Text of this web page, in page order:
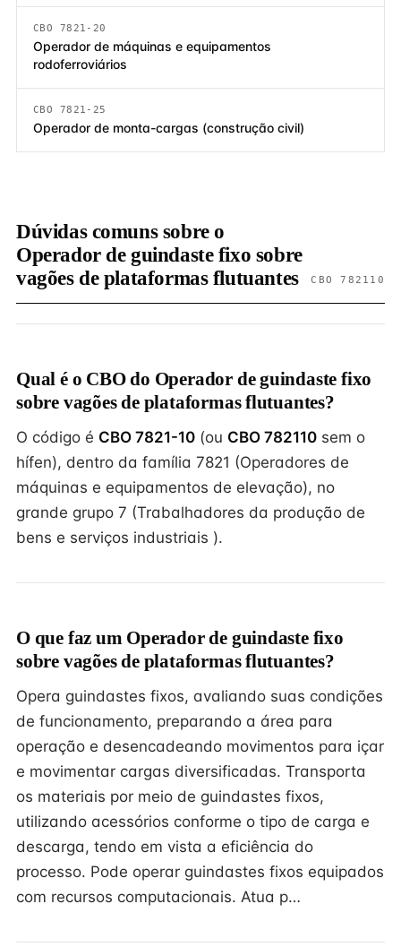
CBO 7821-20
Operador de máquinas e equipamentos
rodoferroviários
CBO 7821-25
Operador de monta-cargas (construção civil)
Dúvidas comuns sobre o
Operador de guindaste fixo sobre
vagões de plataformas flutuantes
CBO 782110
Qual é o CBO do Operador de guindaste fixo
sobre vagões de plataformas flutuantes?
O código é CBO 7821-10 (ou CBO 782110 sem o
hífen), dentro da família 7821 (Operadores de
máquinas e equipamentos de elevação), no
grande grupo 7 (Trabalhadores da produção de
bens e serviços industriais ).
O que faz um Operador de guindaste fixo
sobre vagões de plataformas flutuantes?
Opera guindastes fixos, avaliando suas condições
de funcionamento, preparando a área para
operação e desencadeando movimentos para içar
e movimentar cargas diversificadas. Transporta
os materiais por meio de guindastes fixos,
utilizando acessórios conforme o tipo de carga e
descarga, tendo em vista a eficiência do
processo. Pode operar guindastes fixos equipados
com recursos computacionais. Atua p…